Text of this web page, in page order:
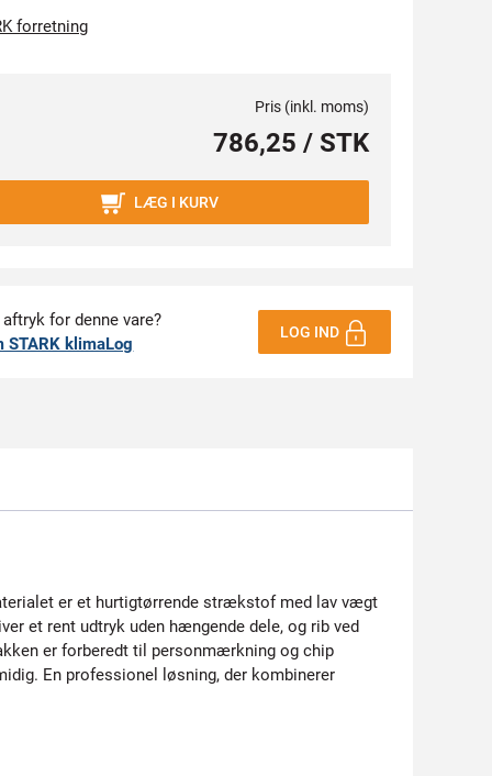
forretning
Pris (inkl. moms)
786,25 / STK
LÆG I KURV
aftryk for denne vare?
STARK klimaLog
LOG IND
er et hurtigtørrende strækstof med lav vægt
et rent udtryk uden hængende dele, og rib ved
er forberedt til personmærkning og chip
En professionel løsning, der kombinerer